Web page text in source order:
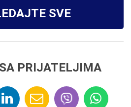
SVE
PRIJATELJIMA